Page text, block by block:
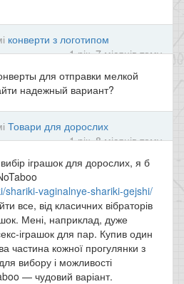
конверти з логотипом
1 рік, 7 місяців тому
для отправки мелкой
надежный вариант?
Товари для дорослих
1 рік, 8 місяців тому
іграшок для дорослих, я б
shariki-vaginalnye-shariki-gejshi/
все, від класичних вібраторів
Мені, наприклад, дуже
іграшок для пар. Купив один
частина кожної прогулянки з
вибору і можливості
— чудовий варіант.